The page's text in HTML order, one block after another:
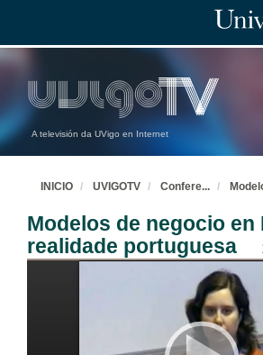
A televisión da UVigo en Internet
INICIO UVIGOTV Confere...
Modelos de negocio en
realidade portuguesa